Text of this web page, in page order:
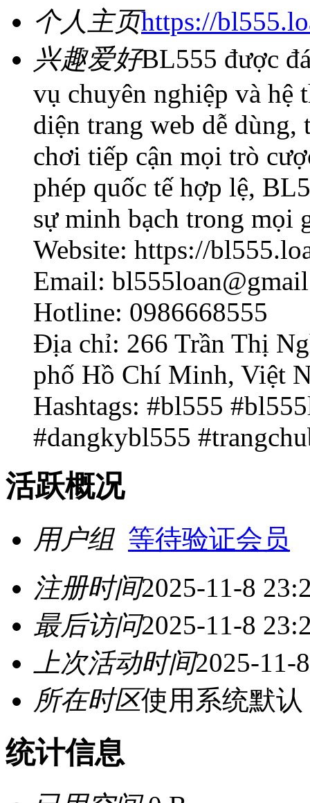
个人主页https://
兴趣爱好BL555 được
vụ chuyên nghiệp và hệ
diện trang web dễ
chơi tiếp cận mọi trò
phép quốc tế hợp lệ,
sự minh bạch trong mọi
Website: https://
Email:
Hotline: 0986668555
Địa chỉ: 266 Trần Thị
phố Hồ Chí Minh, Việt
Hashtags: #bl555
#dangkybl555
活跃概况
用户组 等待验证会员
注册时间2025-11-8
最后访问2025-11-8
上次活动时间2025-11-
所在时区使用系统默认
统计信息